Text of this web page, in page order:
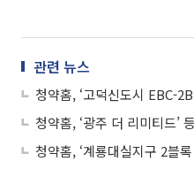
관련 뉴스
청약홈, ‘광주 더 리미티드’